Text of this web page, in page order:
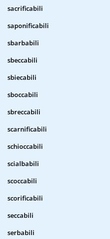
sacrificabili
saponificabili
sbarbabili
sbeccabili
sbiecabili
sboccabili
sbreccabili
scarnificabili
schioccabili
scialbabili
scoccabili
scorificabili
seccabili
serbabili